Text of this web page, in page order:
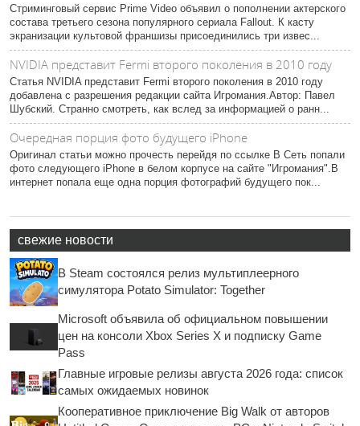
Стриминговый сервис Prime Video объявил о пополнении актерского
состава третьего сезона популярного сериала Fallout. К касту
экранизации культовой франшизы присоединились три извес...
NVIDIA представит Fermi второго поколения в 2010 году
Статья NVIDIA представит Fermi второго поколения в 2010 году
добавлена с разрешения редакции сайта Игромания.Автор: Павел
Шубский. Странно смотреть, как вслед за информацией о ранн...
Очередная порция фото будущего iPhone
Оригинал статьи можно прочесть перейдя по ссылке В Сеть попали
фото следующего iPhone в белом корпусе на сайте "Игромания".В
интернет попала еще одна порция фотографий будущего пок...
свежие новости
В Steam состоялся релиз мультиплеерного
симулятора Potato Simulator: Together
Microsoft объявила об официальном повышении
цен на консоли Xbox Series X и подписку Game
Pass
Главные игровые релизы августа 2026 года: список
самых ожидаемых новинок
Кооперативное приключение Big Walk от авторов